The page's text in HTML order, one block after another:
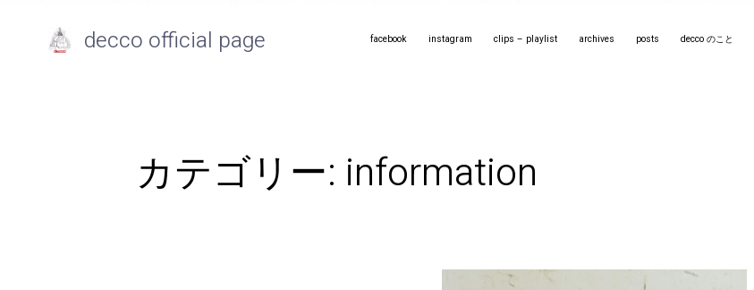
decco official page facebook instagram clips – playlist archives posts decco のこと
カテゴリー: information